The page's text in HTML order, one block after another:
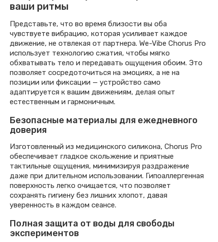
ваши ритмы
Представьте, что во время близости вы оба
чувствуете вибрацию, которая усиливает каждое
движение, не отвлекая от партнера. We-Vibe Chorus Pro
использует технологию сжатия, чтобы мягко
обхватывать тело и передавать ощущения обоим. Это
позволяет сосредоточиться на эмоциях, а не на
позиции или фиксации — устройство само
адаптируется к вашим движениям, делая опыт
естественным и гармоничным.
Безопасные материалы для ежедневного
доверия
Изготовленный из медицинского силикона, Chorus Pro
обеспечивает гладкое скольжение и приятные
тактильные ощущения, минимизируя раздражение
даже при длительном использовании. Гипоаллергенная
поверхность легко очищается, что позволяет
сохранять гигиену без лишних хлопот, давая
уверенность в каждом сеансе.
Полная защита от воды для свободы
экспериментов